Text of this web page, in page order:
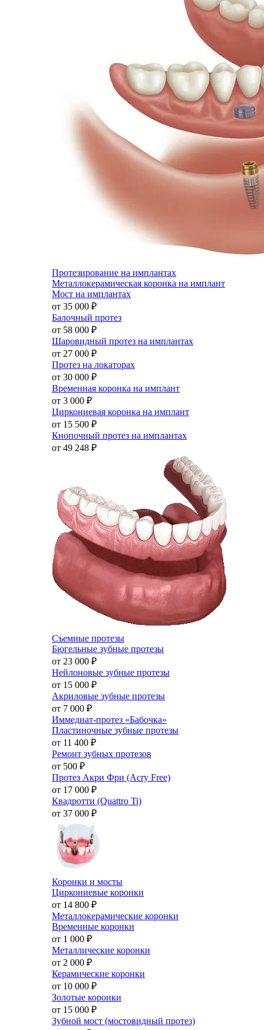
Протезирование на имплантах
Металлокерамическая коронка на имплант
Мост на имплантах
от 35 000 ₽
Балочный протез
от 58 000 ₽
Шаровидный протез на имплантах
от 27 000 ₽
Протез на локаторах
от 30 000 ₽
Временная коронка на имплант
от 3 000 ₽
Циркониевая коронка на имплант
от 15 500 ₽
Кнопочный протез на имплантах
от 49 248 ₽
Съемные протезы
Бюгельные зубные протезы
от 23 000 ₽
Нейлоновые зубные протезы
от 15 000 ₽
Акриловые зубные протезы
от 7 000 ₽
Иммедиат-протез «Бабочка»
Пластиночные зубные протезы
от 11 400 ₽
Ремонт зубных протезов
от 500 ₽
Протез Акри Фри (Acry Free)
от 17 000 ₽
Квадротти (Quattro Ti)
от 37 000 ₽
Коронки и мосты
Циркониевые коронки
от 14 800 ₽
Металлокерамические коронки
Временные коронки
от 1 000 ₽
Металлические коронки
от 2 000 ₽
Керамические коронки
от 10 000 ₽
Золотые коронки
от 15 000 ₽
Зубной мост (мостовидный протез)